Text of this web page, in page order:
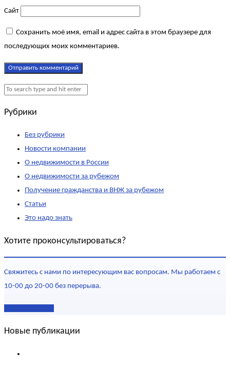
Сайт
Сохранить моё имя, email и адрес сайта в этом браузере для
последующих моих комментариев.
Рубрики
Без рубрики
Новости компании
О недвижимости в России
О недвижимости за рубежом
Получение гражданства и ВНЖ за рубежом
Статьи
Это надо знать
Хотите проконсультироваться?
Свяжитесь с нами по интересующим вас вопросам. Мы работаем с
10-00 до 20-00 без перерыва.
Новые публикации